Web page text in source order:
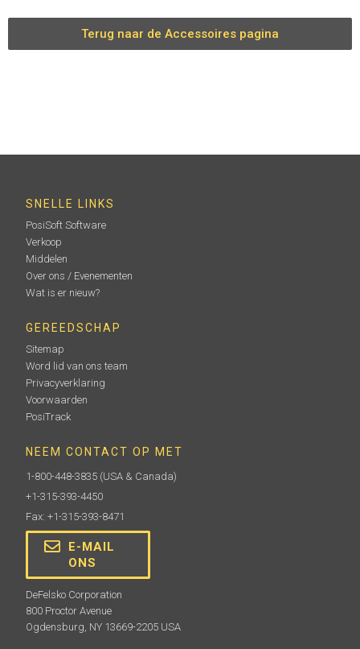
Terug naar de Accessoires pagina
SNELLE LINKS
PosiSoft Software
Verkoop
Middelen
Over ons / Evenementen
Wat is er nieuw?
GEREEDSCHAP
Sitemap
Word lid van ons team
Privacyverklaring
Voorwaarden
PosiTrack
NEEM CONTACT OP MET
1-800-448-3835 (USA & Canada)
+1-315-393-4450
Fax: +1-315-393-8471
E-MAIL
ONS
DeFelsko Corporation
800 Proctor Avenue
Ogdensburg, NY 13669-2205 USA